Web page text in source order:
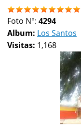
Foto N°: 4294
Album: Los Santos
Visitas: 1,168